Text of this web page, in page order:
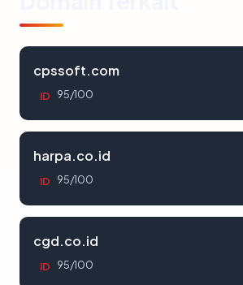
cpssoft.com
ID 95/100
harpa.co.id
ID 95/100
cgd.co.id
ID 95/100